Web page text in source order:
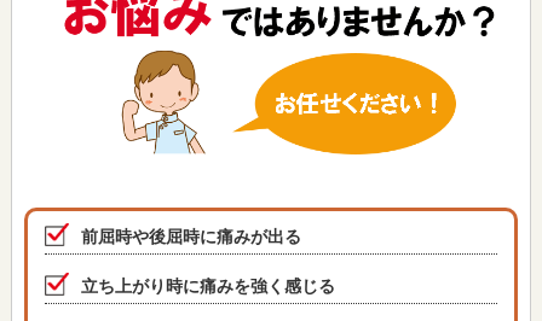
前屈時や後屈時に痛みが出る
立ち上がり時に痛みを強く感じる